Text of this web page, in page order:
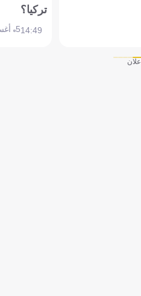
تركيا؟
14:495 أغسطس 2026
إعلان